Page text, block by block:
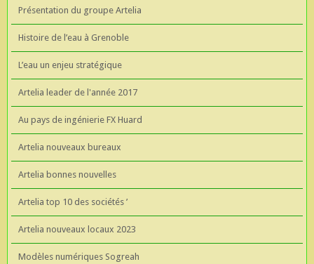
Présentation du groupe Artelia
Histoire de l’eau à Grenoble
L’eau un enjeu stratégique
Artelia leader de l'année 2017
Au pays de ingénierie FX Huard
Artelia nouveaux bureaux
Artelia bonnes nouvelles
Artelia top 10 des sociétés ’
Artelia nouveaux locaux 2023
Modèles numériques Sogreah